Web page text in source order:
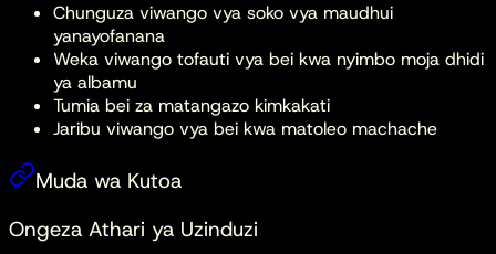
Chunguza viwango vya soko vya maudhui
yanayofanana
Weka viwango tofauti vya bei kwa nyimbo moja dhidi
ya albamu
Tumia bei za matangazo kimkakati
Jaribu viwango vya bei kwa matoleo machache
Muda wa Kutoa
Ongeza Athari ya Uzinduzi